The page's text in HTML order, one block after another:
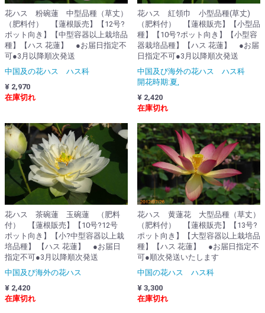
花ハス 粉碗蓮 中型品種（草丈）
（肥料付） 【蓮根販売】【12号?
ポット向き】【中型容器以上栽培品
種】【ハス 花蓮】 ●お届日指定不
可●3月以降順次発送
中国及の花ハス ハス科
¥ 2,970
在庫切れ
花ハス 紅領巾 小型品種(草丈)
（肥料付） 【蓮根販売】【小型品
種】【10号?ポット向き】【小型容
器栽培品種】【ハス 花蓮】 ●お届
日指定不可●3月以降順次発送
中国及び海外の花ハス ハス科
開花時期:夏,
¥ 2,420
在庫切れ
花ハス 茶碗蓮 玉碗蓮 （肥料
付） 【蓮根販売】【10号?12号
ポット向き】【小?中型容器以上栽
培品種】 【ハス 花蓮】 ●お届日
指定不可●3月以降順次発送
中国及び海外の花ハス
¥ 2,420
在庫切れ
花ハス 黄蓮花 大型品種（草丈）
（肥料付） 【蓮根販売】【13号?
ポット向き】【大型容器以上栽培品
種】【ハス 花蓮】 ●お届日指定不
可●順次発送いたします
中国の花ハス ハス科
¥ 3,300
在庫切れ